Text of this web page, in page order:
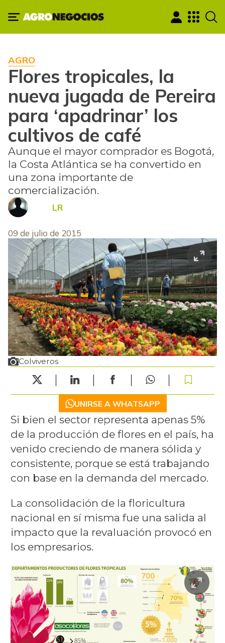
AGRO
Flores tropicales, la
nueva jugada de Pereira
para ‘apadrinar’ los
cultivos de café
Aunque el mayor comprador es Bogotá,
la Costa Atlántica se ha convertido en
una zona importante de
comercialización.
LR
09 de julio de 2015
Colviveros
UNIRSE A WHATSAPP
Si bien el sector representa apenas 5%
de la producción de flores en el país, ha
venido creciendo de manera sólida y
consistente, porque se está trabajando
con base en la demanda del mercado.
La consolidación de la floricultura
nacional en sí misma fue una salida al
impacto que la revaluación provocó en
los empresarios.